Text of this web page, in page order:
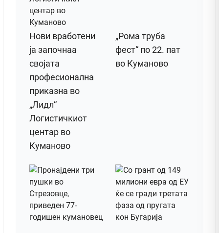
Нови вработени
ја започнаа
својата
професионална
приказна во
„Лидл“
Логистичкиот
центар во
Куманово
„Рома труба
фест“ по 22. пат
во Куманово